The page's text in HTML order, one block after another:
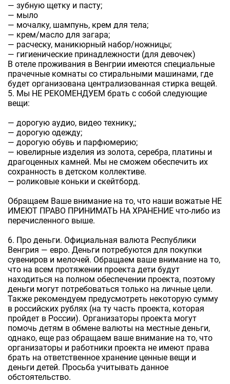
— зубную щетку и пасту;
— мыло
— мочалку, шампунь, крем для тела;
— крем/масло для загара;
— расческу, маникюрный набор/ножницы;
— гигиенические принадлежности (для девочек)
В отеле проживания в Венгрии имеются специальные
прачечные комнаты со стиральными машинами, где
будет организована централизованная стирка вещей.
5. Мы НЕ РЕКОМЕНДУЕМ брать с собой следующие
вещи:
— дорогую аудио, видео технику,;
— дорогую одежду;
— дорогую обувь и парфюмерию;
— ювелирные изделия из золота, серебра, платины и
драгоценных камней. Мы не сможем обеспечить их
сохранность в детском коллективе.
— роликовые коньки и скейтборд.
Обращаем Ваше внимание на то, что наши вожатые НЕ
ИМЕЮТ ПРАВО ПРИНИМАТЬ НА ХРАНЕНИЕ что-либо из
перечисленного выше.
6. Про деньги. Официальная валюта Республики
Венгрия — евро. Деньги потребуются для покупки
сувениров и мелочей. Обращаем ваше внимание на то,
что на всем протяжении проекта дети будут
находиться на полном обеспечении проекта, поэтому
деньги могут потребоваться только на личные цели.
Также рекомендуем предусмотреть некоторую сумму
в российских рублях (на ту часть проекта, которая
пройдет в России). Организаторы проекта могут
помочь детям в обмене валюты на местные деньги,
однако, еще раз обращаем ваше внимание на то, что
организаторы и работники проекта не имеют права
брать на ответственное хранение ценные вещи и
деньги детей. Просьба учитывать данное
обстоятельство.